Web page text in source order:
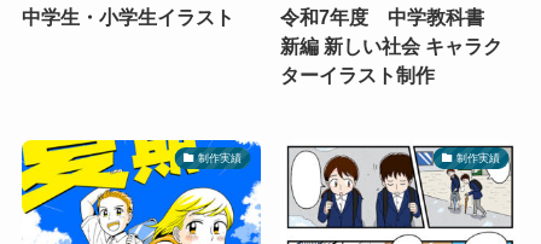
中学生・小学生イラスト
令和7年度 中学教科書
新編 新しい社会 キャラク
ターイラスト制作
制作実績 制作実績